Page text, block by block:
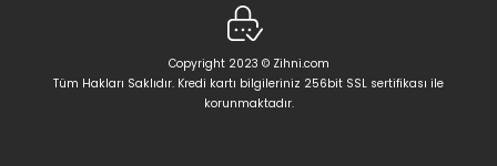
Copyright 2023 © Zihni.com
Tüm Hakları Saklıdır. Kredi kartı bilgileriniz 256bit SSL sertifikası ile
korunmaktadır.